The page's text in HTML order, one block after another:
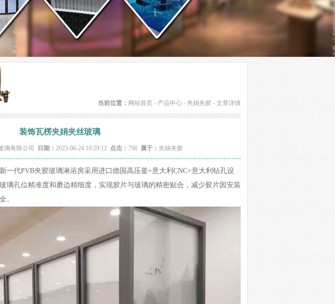
当前位置： 网站首页 - 产品中心 - 夹娟夹胶 - 文章详情
装饰瓦楞夹娟夹丝玻璃
璃有限公司 日期： 2023-06-24 10:29:12 点击： 798 属于： 夹娟夹胶
一代PVB夹胶玻璃淋浴房采用进口德国高压釜+意大利CNC+意大利钻孔设
璃孔位精准度和磨边精细度，实现胶片与玻璃的精密贴合，减少胶片因安装
。